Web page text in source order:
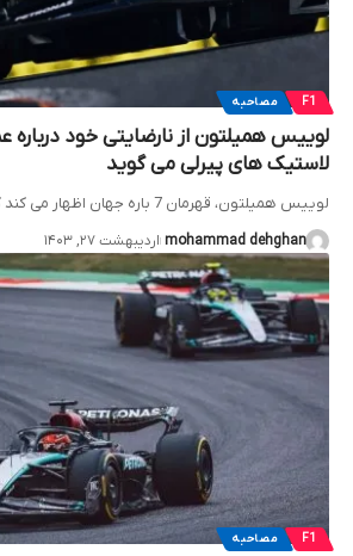
F1 مصاحبه
لوییس همیلتون از نارضایتی خود درباره
لاستیک های پیرلی می گوید
لوییس همیلتون، قهرمان 7 باره جهان اظهار می کند که نمی‌تواند زمانی…
mohammad dehghan اردیبهشت ۲۷, ۱۴۰۳
F1 مصاحبه